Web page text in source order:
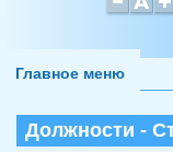
Главное меню
Должности -